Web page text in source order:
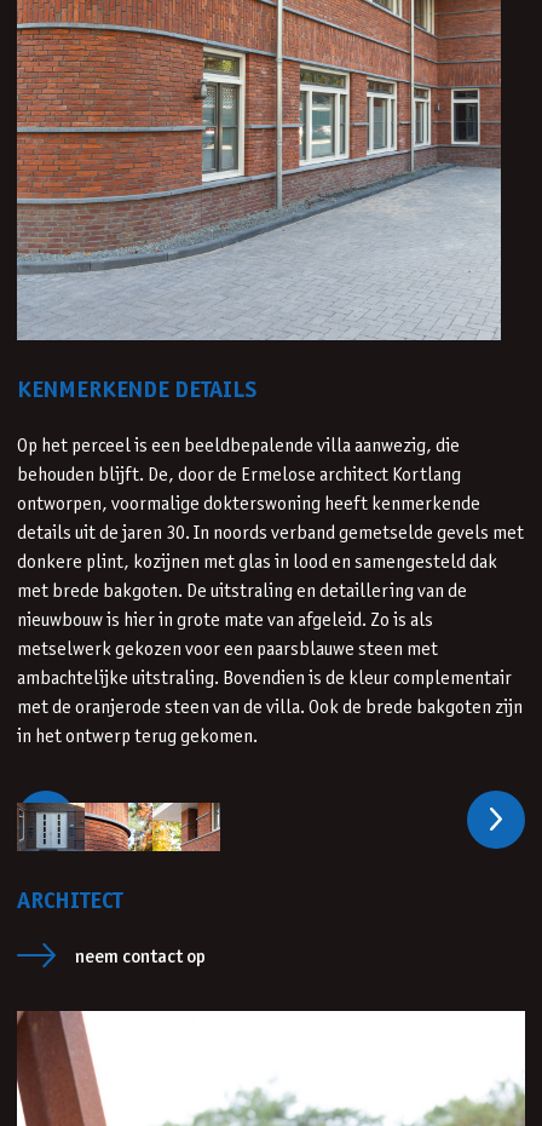
KENMERKENDE DETAILS
Op het perceel is een beeldbepalende villa aanwezig, die
behouden blijft. De, door de Ermelose architect Kortlang
ontworpen, voormalige dokterswoning heeft kenmerkende
details uit de jaren 30. In noords verband gemetselde gevels met
donkere plint, kozijnen met glas in lood en samengesteld dak
met brede bakgoten. De uitstraling en detaillering van de
nieuwbouw is hier in grote mate van afgeleid. Zo is als
metselwerk gekozen voor een paarsblauwe steen met
ambachtelijke uitstraling. Bovendien is de kleur complementair
met de oranjerode steen van de villa. Ook de brede bakgoten zijn
in het ontwerp terug gekomen.
Vorige
ARCHITECT
neem contact op